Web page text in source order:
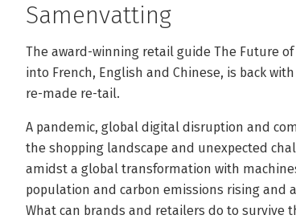
Samenvatting
The award-winning retail guide The Future
into French, English and Chinese, is back
re-made re-tail.
A pandemic, global digital disruption and
the shopping landscape and unexpected
amidst a global transformation with
population and carbon emissions rising and
What can brands and retailers do to survive